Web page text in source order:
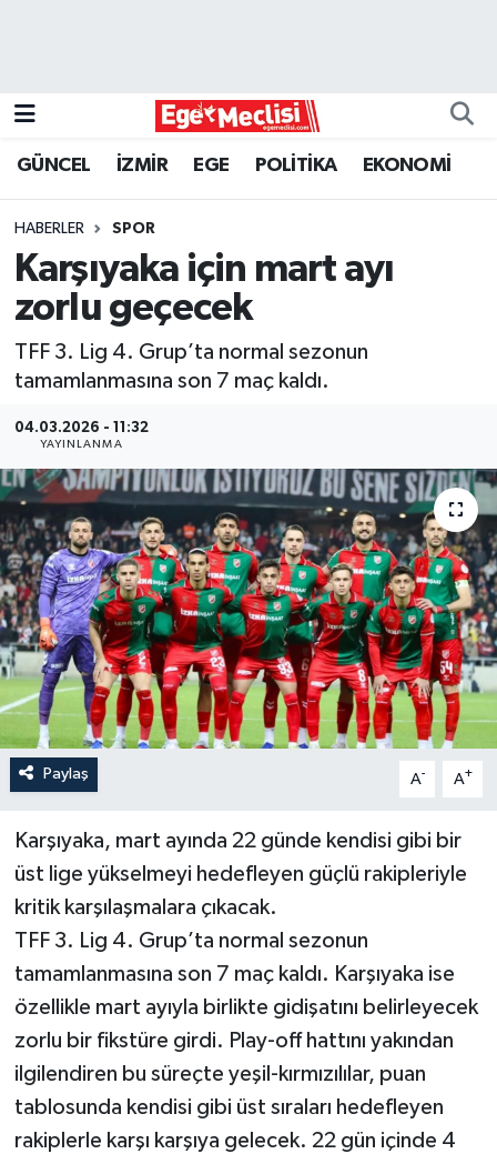
GÜNCEL İZMİR EGE POLİTİKA EKONOMİ
HABERLER SPOR
Karşıyaka için mart ayı
zorlu geçecek
TFF 3. Lig 4. Grup’ta normal sezonun
tamamlanmasına son 7 maç kaldı.
04.03.2026 - 11:32
YAYINLANMA
Paylaş A- A+
Karşıyaka, mart ayında 22 günde kendisi gibi bir
üst lige yükselmeyi hedefleyen güçlü rakipleriyle
kritik karşılaşmalara çıkacak.
TFF 3. Lig 4. Grup’ta normal sezonun
tamamlanmasına son 7 maç kaldı. Karşıyaka ise
özellikle mart ayıyla birlikte gidişatını belirleyecek
zorlu bir fikstüre girdi. Play-off hattını yakından
ilgilendiren bu süreçte yeşil-kırmızılılar, puan
tablosunda kendisi gibi üst sıraları hedefleyen
rakiplerle karşı karşıya gelecek. 22 gün içinde 4
GÜNCEL
ÖZEL HABER
POLİTİKA
Programlar
SPOR
YAŞAM